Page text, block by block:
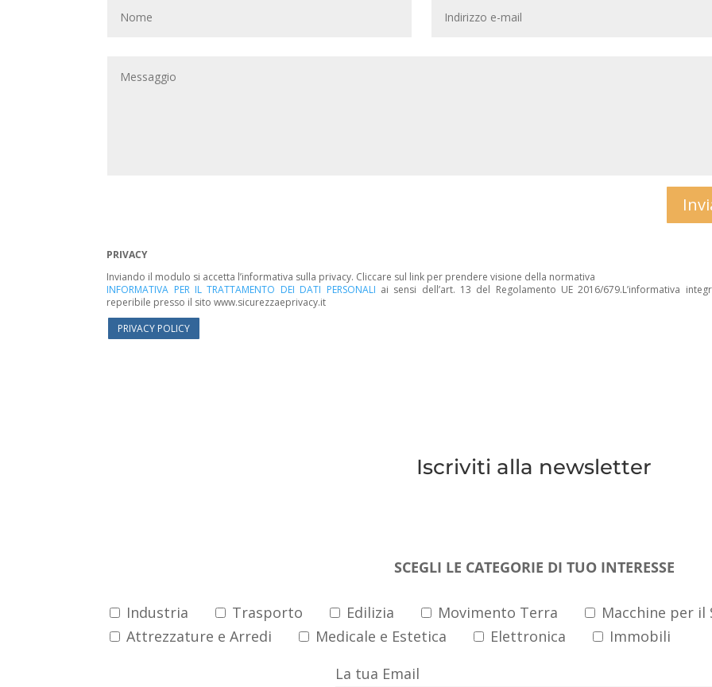
PRIVACY
Inviando il modulo si accetta l’informativa sulla privacy. Cliccare sul link per prendere visione della normativa
INFORMATIVA PER IL TRATTAMENTO DEI DATI PERSONALI ai sensi dell’art. 13 del Regolamento UE 2016/679.L’informativa
reperibile presso il sito www.sicurezzaeprivacy.it
PRIVACY POLICY
Iscriviti alla newsletter
SCEGLI LE CATEGORIE DI TUO INTERESSE
Industria Trasporto Edilizia Movimento Terra Macchine per il
Attrezzature e Arredi
Medicale e Estetica Elettronica
Immobili
La tua Email